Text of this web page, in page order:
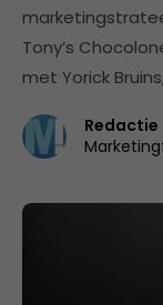
Tony’s
met Yorick
Redactie